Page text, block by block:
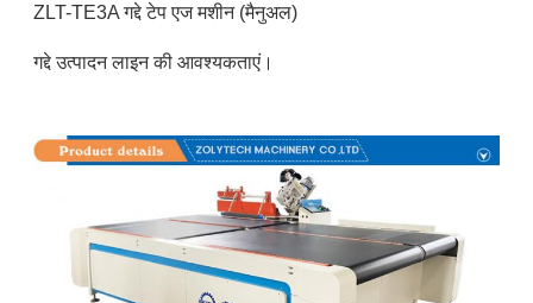
ZLT-TE3A गद्दे टेप एज मशीन (मैनुअल)
गद्दे उत्पादन लाइन की आवश्यकताएं।